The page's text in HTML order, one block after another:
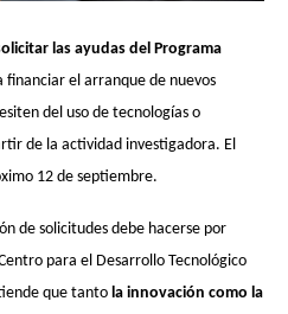
las ayudas del Programa
financiar el arranque de nuevos
del uso de tecnologías o
de la actividad investigadora. El
12 de septiembre.
de solicitudes debe hacerse por
para el Desarrollo Tecnológico
que tanto la innovación como la